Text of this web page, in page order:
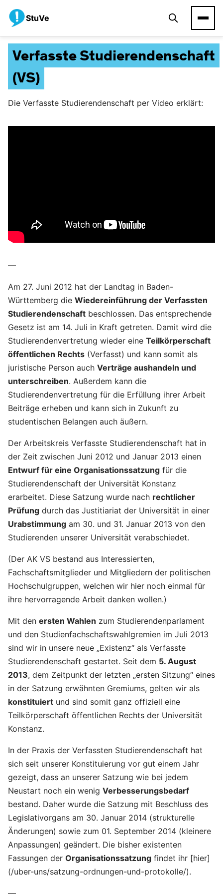
StuVe
Verfasste Studierendenschaft
(VS)
Die Verfasste Studierendenschaft per Video erklärt:
—
Am 27. Juni 2012 hat der Landtag in Baden-
Württemberg die Wiedereinführung der Verfassten
Studierendenschaft beschlossen. Das entsprechende
Gesetz ist am 14. Juli in Kraft getreten. Damit wird die
Studierendenvertretung wieder eine Teilkörperschaft
öffentlichen Rechts (Verfasst) und kann somit als
juristische Person auch Verträge aushandeln und
unterschreiben. Außerdem kann die
Studierendenvertretung für die Erfüllung ihrer Arbeit
Beiträge erheben und kann sich in Zukunft zu
studentischen Belangen auch äußern.
Der Arbeitskreis Verfasste Studierendenschaft hat in
der Zeit zwischen Juni 2012 und Januar 2013 einen
Entwurf für eine Organisationssatzung für die
Studierendenschaft der Universität Konstanz
erarbeitet. Diese Satzung wurde nach rechtlicher
Prüfung durch das Justitiariat der Universität in einer
Urabstimmung am 30. und 31. Januar 2013 von den
Studierenden unserer Universität verabschiedet.
(Der AK VS bestand aus Interessierten,
Fachschaftsmitglieder und Mitgliedern der politischen
Hochschulgruppen, welchen wir hier noch einmal für
ihre hervorragende Arbeit danken wollen.)
Mit den ersten Wahlen zum Studierendenparlament
und den Studienfachschaftswahlgremien im Juli 2013
sind wir in unsere neue „Existenz“ als Verfasste
Studierendenschaft gestartet. Seit dem 5. August
2013, dem Zeitpunkt der letzten „ersten Sitzung“ eines
in der Satzung erwähnten Gremiums, gelten wir als
konstituiert und sind somit ganz offiziell eine
Teilkörperschaft öffentlichen Rechts der Universität
Konstanz.
In der Praxis der Verfassten Studierendenschaft hat
sich seit unserer Konstituierung vor gut einem Jahr
gezeigt, dass an unserer Satzung wie bei jedem
Neustart noch ein wenig Verbesserungsbedarf
bestand. Daher wurde die Satzung mit Beschluss des
Legislativorgans am 30. Januar 2014 (strukturelle
Änderungen) sowie zum 01. September 2014 (kleinere
Anpassungen) geändert. Die bisher existenten
Fassungen der Organisationssatzung findet ihr [hier]
(/uber-uns/satzung-ordnungen-und-protokolle/).
—